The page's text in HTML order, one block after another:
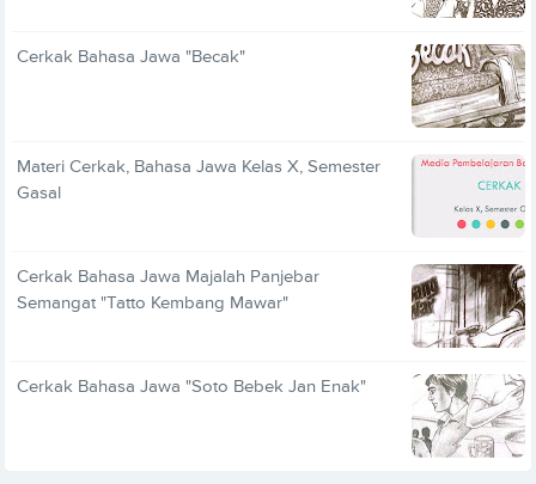
Cerkak Bahasa Jawa "Becak"
Materi Cerkak, Bahasa Jawa Kelas X, Semester
Gasal
Cerkak Bahasa Jawa Majalah Panjebar
Semangat "Tatto Kembang Mawar"
Cerkak Bahasa Jawa "Soto Bebek Jan Enak"